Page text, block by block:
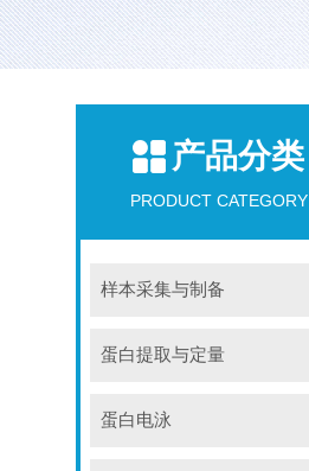
产品分类
PRODUCT CATEGORY
样本采集与制备
蛋白提取与定量
蛋白电泳